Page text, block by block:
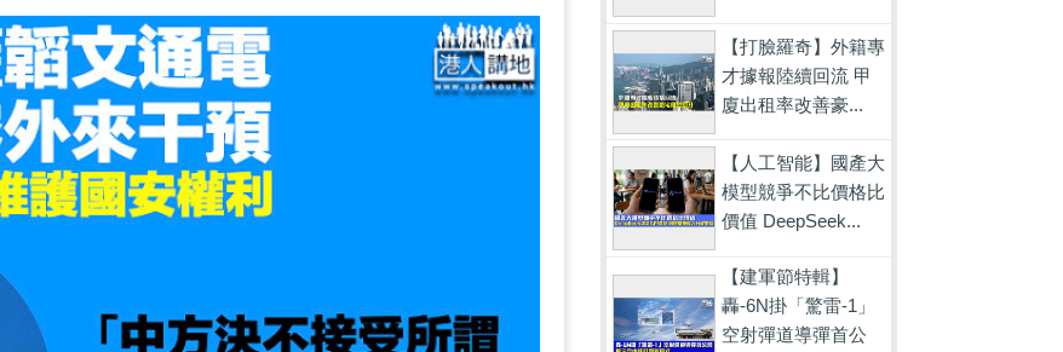
【打臉羅奇】外籍專
才據報陸續回流 甲
廈出租率改善豪...
【人工智能】國產大
模型競爭不比價格比
價值 DeepSeek...
【建軍節特輯】
轟-6N掛「驚雷-1」
空射彈道導彈首公